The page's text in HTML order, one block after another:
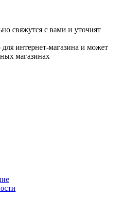
свяжутся с вами и уточнят
интернет-магазина и может
магазинах